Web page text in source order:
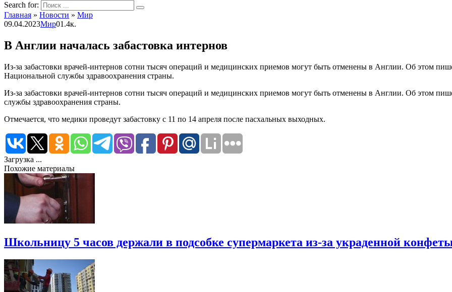
Search for:
Главная » Новости » Мир
09.04.2023Мир01.4к.
В Англии началась забастовка интернов
Из-за забастовки врачей-интернов сотни тысяч операций и медицинских приемов могут быть отменены в Англии. Об этом
Национальной службы здравоохранения страны.
Из-за забастовки врачей-интернов сотни тысяч операций и медицинских приемов могут быть отменены в Англии. Об этом
службы здравоохранения страны.
Отмечается, что медики проведут забастовку с 11 по 14 апреля после пасхальных выходных.
Загрузка ...
Похожие материалы
Школьницу 5 часов держали в подсобке супермаркета из-за украденной